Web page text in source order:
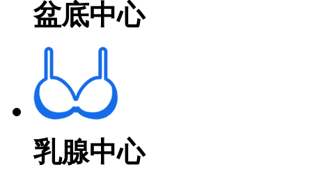
盆底中心
乳腺中心